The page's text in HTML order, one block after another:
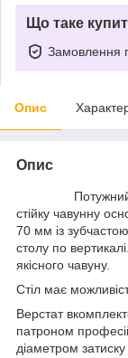
Що таке
Замовлення
Опис
Опис
Потужний та
стійку чавунну
70 мм із
столу по
якісного чавуну.
Стіл має
Верстат
патроном
діаметром